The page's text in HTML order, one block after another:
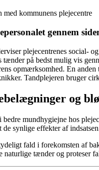
med kommunens plejecentre
gennem
plejecentrenes social-
tænder på bedst mulig vis
opmærksomhed. En
Tandplejeren bruger
og
bedre mundhygiejne hos
synlige effekter af
fald i forekomsten af
naturlige tænder og proteser